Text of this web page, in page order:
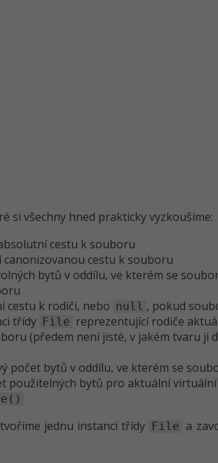
si všechny hned prakticky vyzkoušíme:
cestu k souboru
canonizovanou cestu k souboru
bytů v oddílu, ve kterém se
cestu k rodiči, nebo null , pokud
třídy File reprezentující rodiče
(předem není jisté, v jakém tvaru ji
počet bytů v oddílu, ve kterém se
použitelných bytů pro aktuální virtuální
jednu instanci třídy File a